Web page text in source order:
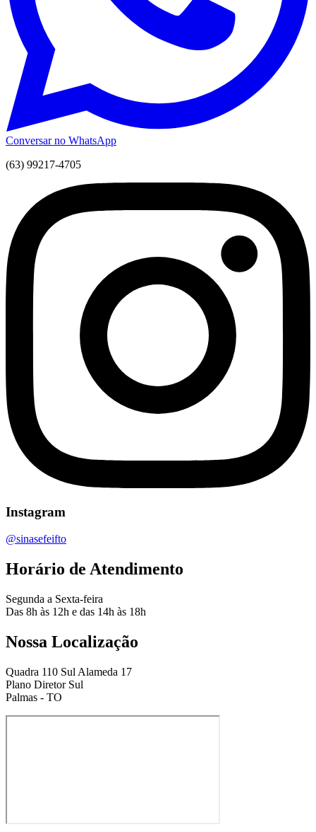
Conversar no WhatsApp
(63) 99217-4705
Instagram
@sinasefeifto
Horário de Atendimento
Segunda a Sexta-feira
Das 8h às 12h e das 14h às 18h
Nossa Localização
Quadra 110 Sul Alameda 17
Plano Diretor Sul
Palmas - TO